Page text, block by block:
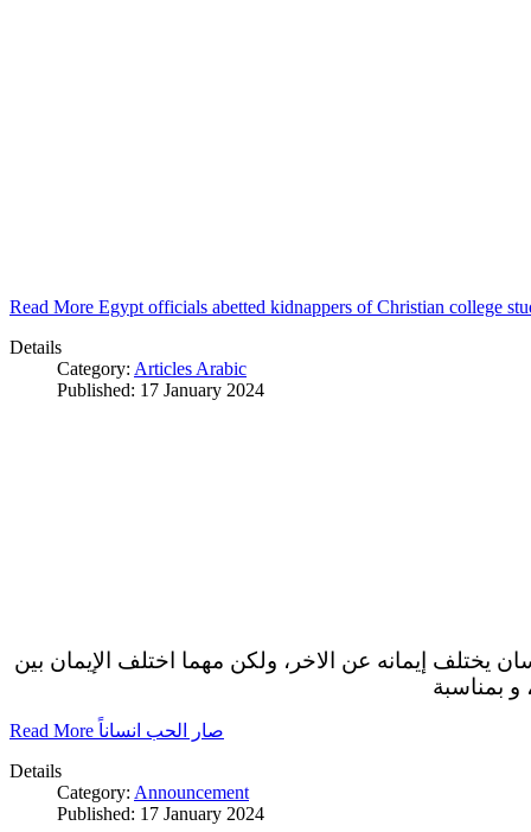
Read More Egypt officials abetted kidnappers of Christian college
Details
Category: Articles Arabic
Published: 17 January 2024
يختلف إيمانه عن الاخر، ولكن مهما اختلف الإيمان بين
و بمناسبة
Read More صار الحب انساناً
Details
Category: Announcement
Published: 17 January 2024